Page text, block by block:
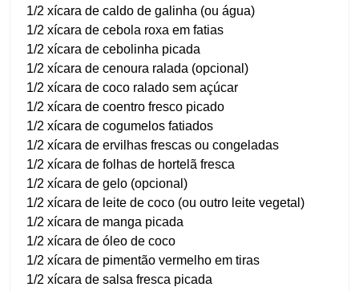
1/2 xícara de caldo de galinha (ou água)
1/2 xícara de cebola roxa em fatias
1/2 xícara de cebolinha picada
1/2 xícara de cenoura ralada (opcional)
1/2 xícara de coco ralado sem açúcar
1/2 xícara de coentro fresco picado
1/2 xícara de cogumelos fatiados
1/2 xícara de ervilhas frescas ou congeladas
1/2 xícara de folhas de hortelã fresca
1/2 xícara de gelo (opcional)
1/2 xícara de leite de coco (ou outro leite vegetal)
1/2 xícara de manga picada
1/2 xícara de óleo de coco
1/2 xícara de pimentão vermelho em tiras
1/2 xícara de salsa fresca picada